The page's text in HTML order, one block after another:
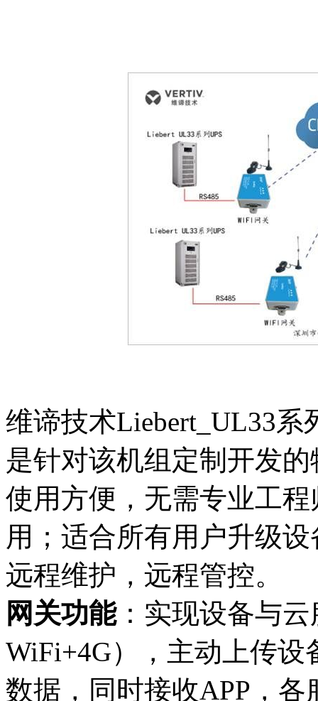
维谛技术Liebert_UL33系
是针对该机组定制开发
使用方便，无需专业工
用；适合所有用户升级
远程维护，远程管控。
网关功能：实现设备与
WiFi+4G），主动上传
数据，同时接收APP，